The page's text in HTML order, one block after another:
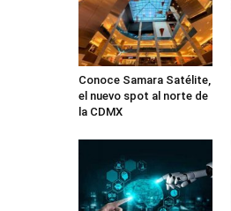
Conoce Samara Satélite,
el nuevo spot al norte de
la CDMX